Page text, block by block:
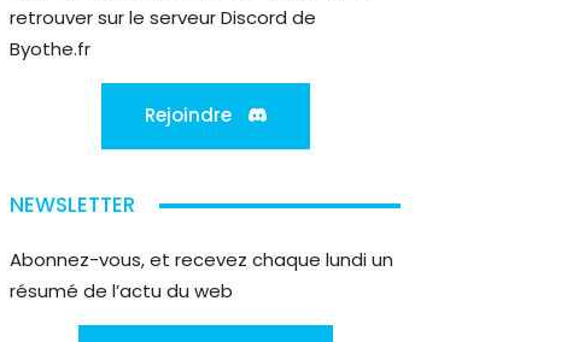
retrouver sur le serveur Discord de
Byothe.fr
Rejoindre
NEWSLETTER
Abonnez-vous, et recevez chaque lundi un
résumé de l’actu du web